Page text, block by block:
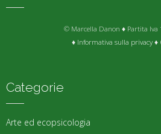
© Marcella Danon ♦ Partita
♦ Informativa sulla privacy♦
Categorie
Arte ed ecopsicologia